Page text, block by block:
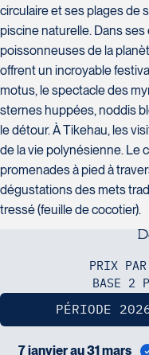
circulaire et ses plages de
piscine naturelle. Dans
poissonneuses de la
offrent un incroyable
motus, le spectacle des
sternes huppées, noddis
le détour. À Tikehau, les
de la vie polynésienne. Le
promenades à pied à
dégustations des mets
tressé (feuille de cocotier).
D
PRIX
BASE 2
PÉRIODE
7 janvier au 31 mars
230 Boulevard Sir-
Beloeil
J3G 4G7
Tél :450-464-0363 / 1-
0363
Voyages Boislard Poirier
2840 Boulevard
Saint-Hyacinthe
J2S 4Z1
Tél :
450-774-6436 / 1-
Voyages CAA Place de
2600 Boulevard Laurier
de la Cité
Québec
G1V 4T3
Tél :418-653-9200 / 1-
2439
Voyages CAA Québec